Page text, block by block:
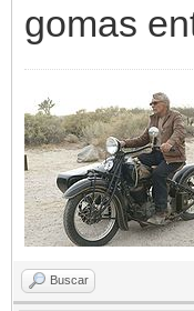
gomas
Buscar